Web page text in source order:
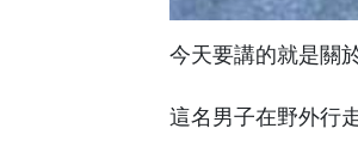
今天要講的就是關
這名男子在野外行